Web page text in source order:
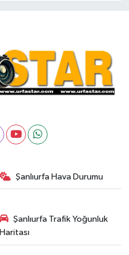
Şanlıurfa Hava Durumu
Şanlıurfa Trafik Yoğunluk
Haritası